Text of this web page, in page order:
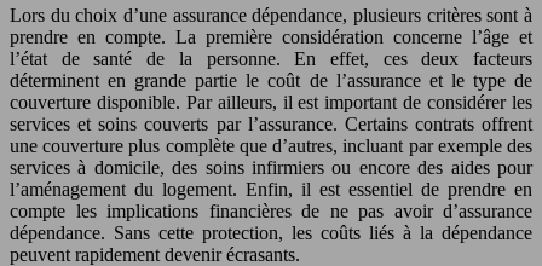
Lors du choix d’une assurance dépendance, plusieurs critères sont à
prendre en compte. La première considération concerne l’âge et
l’état de santé de la personne. En effet, ces deux facteurs
déterminent en grande partie le coût de l’assurance et le type de
couverture disponible. Par ailleurs, il est important de considérer les
services et soins couverts par l’assurance. Certains contrats offrent
une couverture plus complète que d’autres, incluant par exemple des
services à domicile, des soins infirmiers ou encore des aides pour
l’aménagement du logement. Enfin, il est essentiel de prendre en
compte les implications financières de ne pas avoir d’assurance
dépendance. Sans cette protection, les coûts liés à la dépendance
peuvent rapidement devenir écrasants.